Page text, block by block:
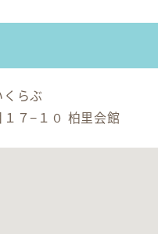
らぶ
７−１０ 柏里会館